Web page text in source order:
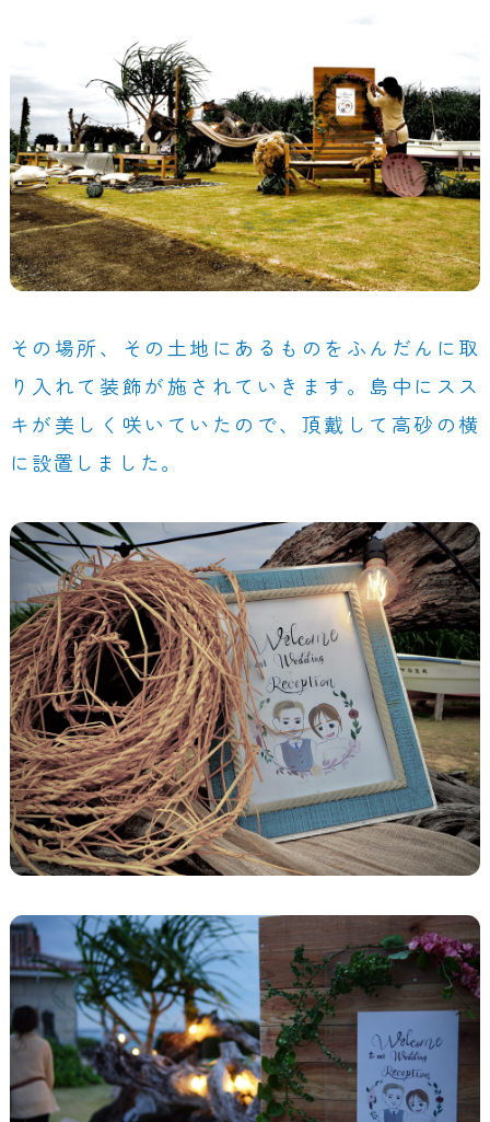
その場所、その土地にあるものをふんだんに取
り入れて装飾が施されていきます。島中にスス
キが美しく咲いていたので、頂戴して高砂の横
に設置しました。